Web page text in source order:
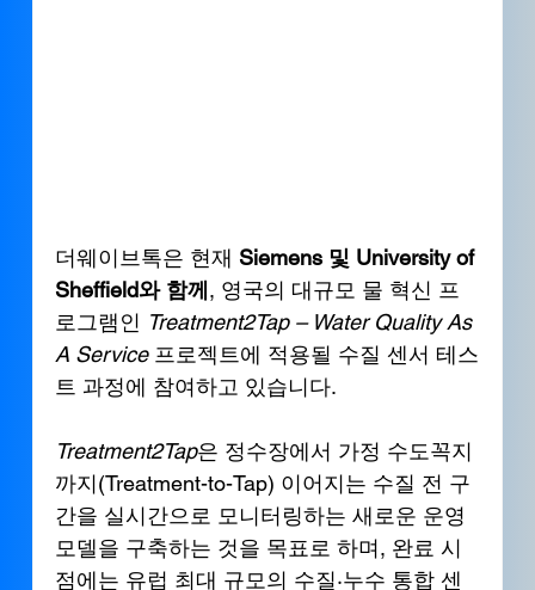
더웨이브톡은 현재 Siemens 및 University of
Sheffield와 함께, 영국의 대규모 물 혁신 프
로그램인 Treatment2Tap – Water Quality As
A Service 프로젝트에 적용될 수질 센서 테스
트 과정에 참여하고 있습니다.
Treatment2Tap은 정수장에서 가정 수도꼭지
까지(Treatment-to-Tap) 이어지는 수질 전 구
간을 실시간으로 모니터링하는 새로운 운영
모델을 구축하는 것을 목표로 하며, 완료 시
점에는 유럽 최대 규모의 수질·누수 통합 센